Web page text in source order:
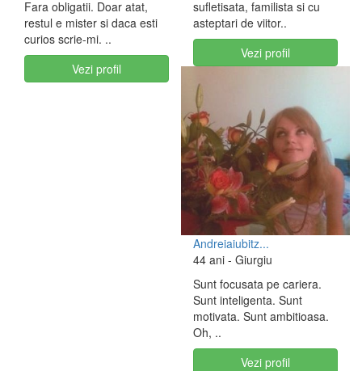
Fara obligatii. Doar atat,
restul e mister si daca esti
curios scrie-mi. ..
Vezi profil
sufletisata, familista si cu
asteptari de viitor..
Vezi profil
Andreiaiubitz...
44 ani - Giurgiu
Sunt focusata pe cariera.
Sunt inteligenta. Sunt
motivata. Sunt ambitioasa.
Oh, ..
Vezi profil